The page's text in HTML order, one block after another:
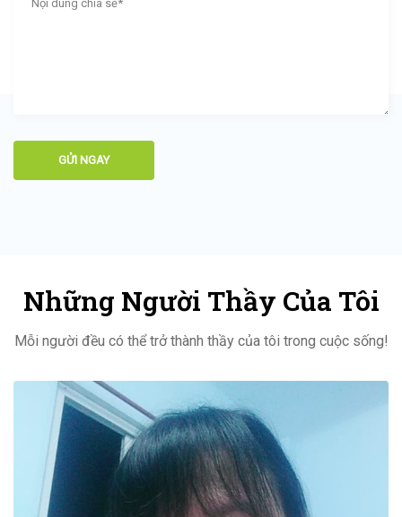
Những Người Thầy Của Tôi
Mỗi người đều có thể trở thành thầy của tôi trong cuộc sống!